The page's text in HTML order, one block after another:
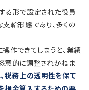
る形で設定された役員
給形態であり、多くの
作できてしまうと、業績
意的に調整されかねま
税務上の透明性を保て